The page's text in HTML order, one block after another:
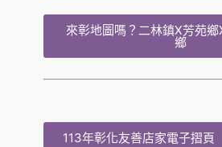
來彰地圖嗎？二林鎮X芳苑
鄉
113年彰化友善店家電子摺頁